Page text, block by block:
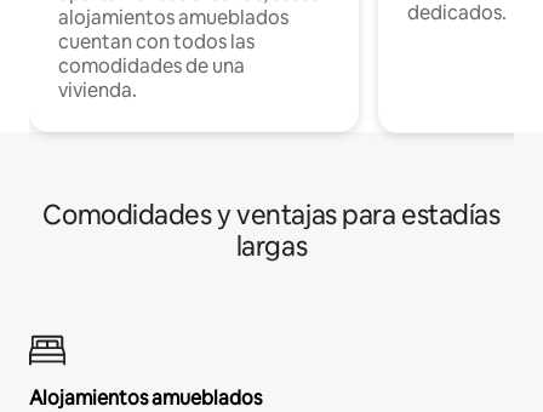
alojamientos amueblados
cuentan con todos las
comodidades de una
vivienda.
dedicados.
Comodidades y ventajas para estadías
largas
Alojamientos amueblados